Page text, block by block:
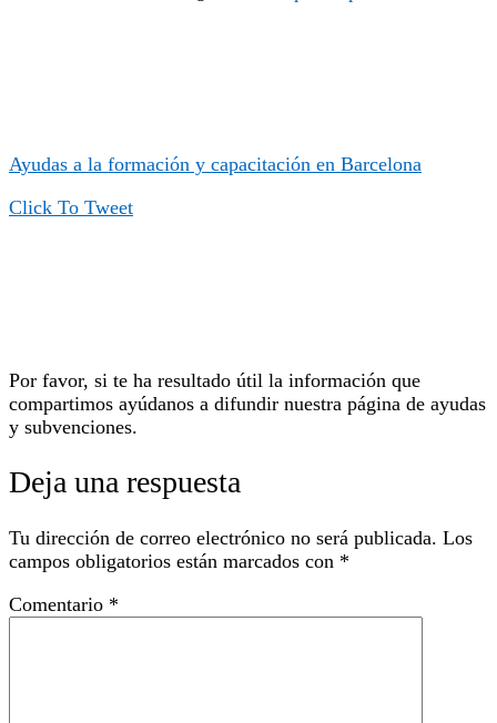
Ayudas a la formación y capacitación en Barcelona
Click To Tweet
Por favor, si te ha resultado útil la información que
compartimos ayúdanos a difundir nuestra página de ayudas
y subvenciones.
Deja una respuesta
Tu dirección de correo electrónico no será publicada. Los
campos obligatorios están marcados con *
Comentario *